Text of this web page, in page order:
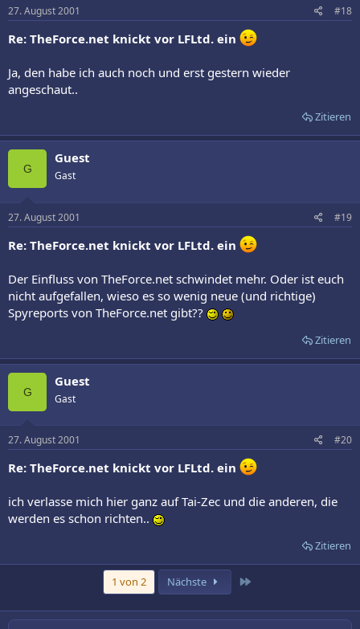
27. August 2001 #18
Re: TheForce.net knickt vor LFLtd. ein
Ja, den habe ich auch noch und erst gestern wieder
angeschaut..
Zitieren
G
Guest
Gast
27. August 2001 #19
Re: TheForce.net knickt vor LFLtd. ein
Der Einfluss von TheForce.net schwindet mehr. Oder ist euch
nicht aufgefallen, wieso es so wenig neue (und richtige)
Spyreports von TheForce.net gibt??
Zitieren
G
Guest
Gast
27. August 2001 #20
Re: TheForce.net knickt vor LFLtd. ein
ich verlasse mich hier ganz auf Tai-Zec und die anderen, die
werden es schon richten..
Zitieren
1 von 2 Nächste